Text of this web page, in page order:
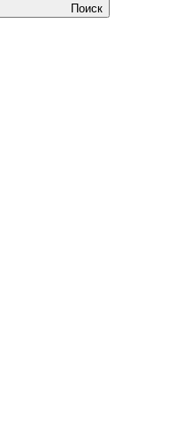
Поиск